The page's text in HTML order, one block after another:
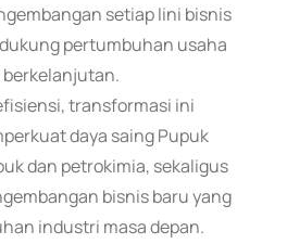
setiap lini bisnis
pertumbuhan usaha
transformasi ini
daya saing Pupuk
dan petrokimia, sekaligus
bisnis baru yang
industri masa depan.